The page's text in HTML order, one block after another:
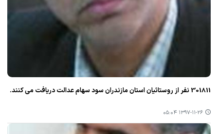
301811 نفر از روستائیان استان مازندران سود سهام عدالت دریافت می كنند.
۱۳۹۷-۱۱-۲۶ ۰۵:۰۴